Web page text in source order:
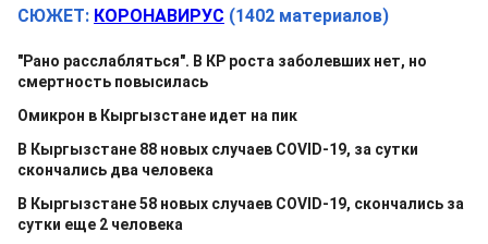
СЮЖЕТ: КОРОНАВИРУС (1402 материалов)
"Рано расслабляться". В КР роста заболевших нет, но
смертность повысилась
Омикрон в Кыргызстане идет на пик
В Кыргызстане 88 новых случаев COVID-19, за сутки
скончались два человека
В Кыргызстане 58 новых случаев COVID-19, скончались за
сутки еще 2 человека